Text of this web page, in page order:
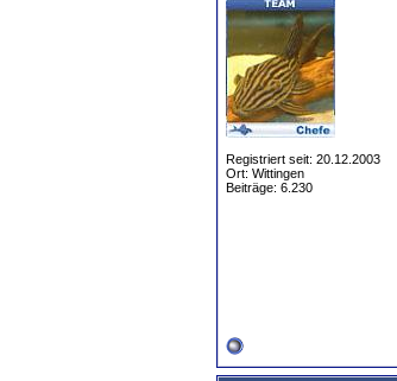
Registriert seit: 20.12.2003
Ort: Wittingen
Beiträge: 6.230